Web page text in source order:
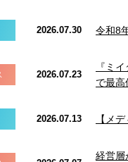
2026.07.30 令和8
2026.07.23
『ミ
で最
2026.07.13 【メ
経営層